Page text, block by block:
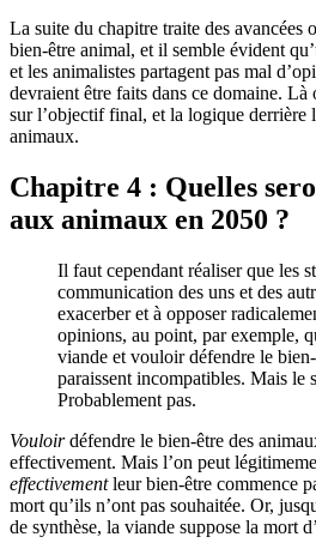
La suite du chapitre traite des avancées
bien-être animal, et il semble évident
et les animalistes partagent pas mal
devraient être faits dans ce domaine. Là
sur l’objectif final, et la logique derrière
animaux.
Chapitre 4 : Quelles
aux animaux en 2050 ?
Il faut cependant réaliser que les
communication des uns et des
exacerber et à opposer
opinions, au point, par exemple,
viande et vouloir défendre le
paraissent incompatibles. Mais le
Probablement pas.
Vouloirdéfendre le bien-être des
effectivement. Mais l’on peut
effectivementleur bien-être commence
mort qu’ils n’ont pas souhaitée. Or,
de synthèse, la viande suppose la mort